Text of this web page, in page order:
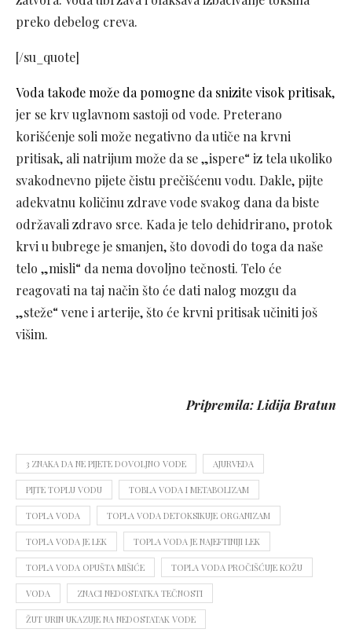
preko debelog creva.
[/su_quote]
Voda takođe može da pomogne da snizite visok pritisak,
jer se krv uglavnom sastoji od vode. Preterano
korišćenje soli može negativno da utiče na krvni
pritisak, ali natrijum može da se „ispere“ iz tela ukoliko
svakodnevno pijete čistu prečišćenu vodu. Dakle, pijte
adekvatnu količinu zdrave vode svakog dana da biste
održavali zdravo srce. Kada je telo dehidrirano, protok
krvi u bubrege je smanjen, što dovodi do toga da naše
telo „misli“ da nema dovoljno tečnosti. Telo će
reagovati na taj način što će dati nalog mozgu da
„steže“ vene i arterije, što će krvni pritisak učiniti još
višim.
Pripremila: Lidija Bratun
3 ZNAKA DA NE PIJETE DOVOLJNO VODE AJURVEDA
PIJTE TOPLU VODU TOBLA VODA I METABOLIZAM
TOPLA VODA TOPLA VODA DETOKSIKUJE ORGANIZAM
TOPLA VODA JE LEK TOPLA VODA JE NAJEFTINIJI LEK
TOPLA VODA OPUŠTA MIŠIĆE TOPLA VODA PROČIŠĆUJE KOŽU
VODA ZNACI NEDOSTATKA TEČNOSTI
ŽUT URIN UKAZUJE NA NEDOSTATAK VODE